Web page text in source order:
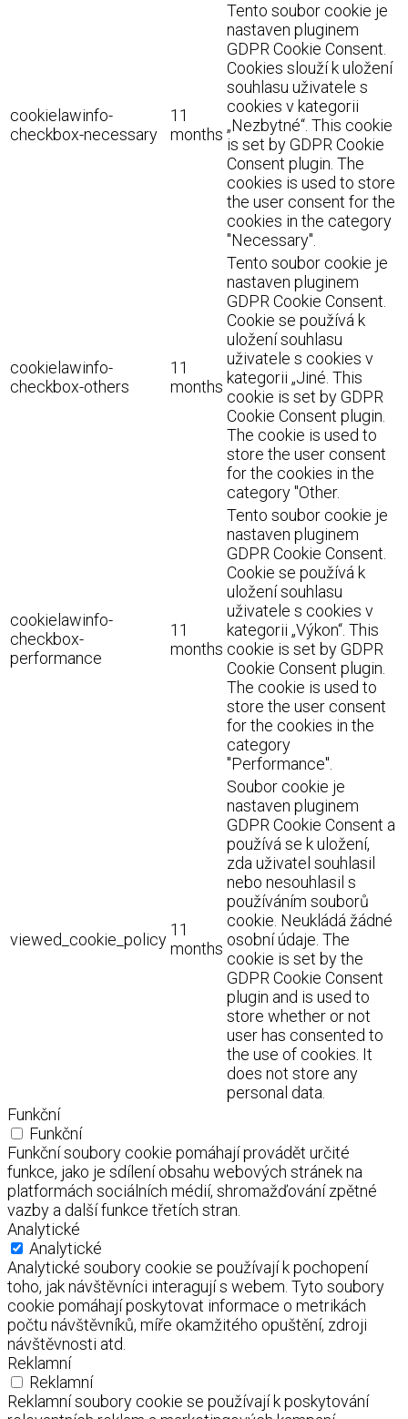
cookielawinfo-
checkbox-necessary
11
months
Tento soubor cookie je
nastaven pluginem
GDPR Cookie Consent.
Cookies slouží k uložení
souhlasu uživatele s
cookies v kategorii
„Nezbytné“. This cookie
is set by GDPR Cookie
Consent plugin. The
cookies is used to store
the user consent for the
cookies in the category
"Necessary".
cookielawinfo-
checkbox-others
11
months
Tento soubor cookie je
nastaven pluginem
GDPR Cookie Consent.
Cookie se používá k
uložení souhlasu
uživatele s cookies v
kategorii „Jiné. This
cookie is set by GDPR
Cookie Consent plugin.
The cookie is used to
store the user consent
for the cookies in the
category "Other.
cookielawinfo-
checkbox-
performance
11
months
Tento soubor cookie je
nastaven pluginem
GDPR Cookie Consent.
Cookie se používá k
uložení souhlasu
uživatele s cookies v
kategorii „Výkon“. This
cookie is set by GDPR
Cookie Consent plugin.
The cookie is used to
store the user consent
for the cookies in the
category
"Performance".
viewed_cookie_policy
11
months
Soubor cookie je
nastaven pluginem
GDPR Cookie Consent a
používá se k uložení,
zda uživatel souhlasil
nebo nesouhlasil s
používáním souborů
cookie. Neukládá žádné
osobní údaje. The
cookie is set by the
GDPR Cookie Consent
plugin and is used to
store whether or not
user has consented to
the use of cookies. It
does not store any
personal data.
Funkční
Funkční
Funkční soubory cookie pomáhají provádět určité
funkce, jako je sdílení obsahu webových stránek na
platformách sociálních médií, shromažďování zpětné
vazby a další funkce třetích stran.
Analytické
Analytické
Analytické soubory cookie se používají k pochopení
toho, jak návštěvníci interagují s webem. Tyto soubory
cookie pomáhají poskytovat informace o metrikách
počtu návštěvníků, míře okamžitého opuštění, zdroji
návštěvnosti atd.
Reklamní
Reklamní
Reklamní soubory cookie se používají k poskytování